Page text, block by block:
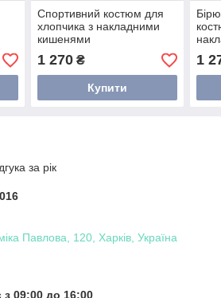
Спортивний костюм для
хлопчика з накладними
кишенями
1 270₴
Купити
1
за рік
Павлова, 120, Харків, Україна
09:00 до 16:00